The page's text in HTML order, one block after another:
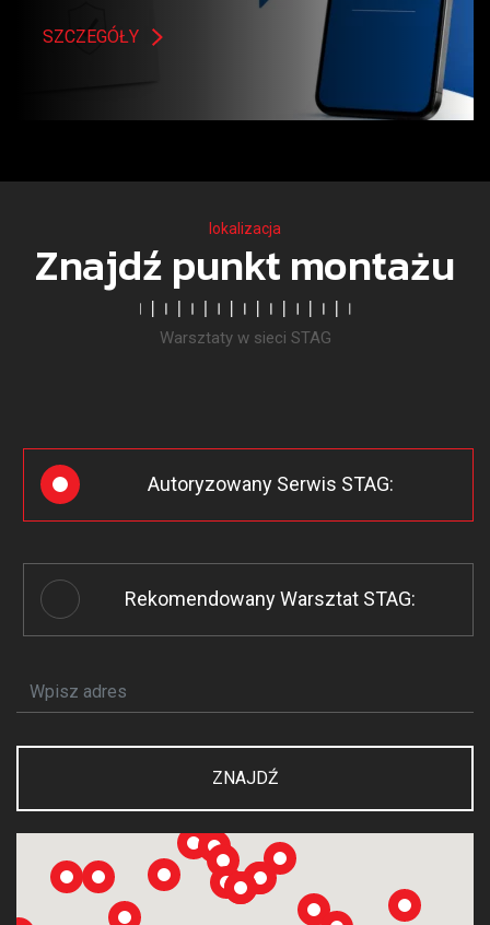
SZCZEGÓŁY
lokalizacja
Znajdź punkt montażu
Warsztaty w sieci STAG
Autoryzowany Serwis STAG:
Rekomendowany Warsztat STAG:
ZNAJDŹ